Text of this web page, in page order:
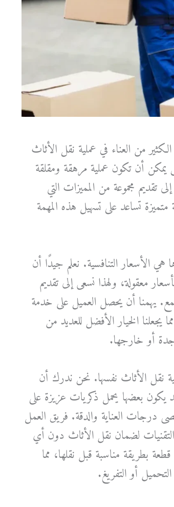
من العناء في عملية نقل الأثاث
أن تكون عملية مرهقة ومقلقة
تقديم مجموعة من المميزات التي
تساعد على تسهيل هذه المهمة
الأسعار التنافسية. نعلم جيدًا أن
معقولة، ولهذا نسعى إلى تقديم
يهمنا أن يحصل العميل على خدمة
يجعلنا الخيار الأفضل للعديد من
جدة أو خارجها.
نقل الأثاث نفسها. نحن ندرك أن
بعضها يحمل ذكريات عزيزة على
درجات العناية والدقة. فريق العمل
لضمان نقل الأثاث دون أي
مناسبة قبل نقلها، مما
أو التفريغ.